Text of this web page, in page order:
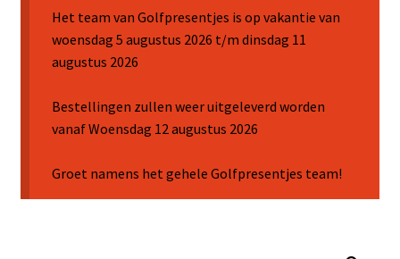
Het team van Golfpresentjes is op vakantie van
woensdag 5 augustus 2026 t/m dinsdag 11
augustus 2026
Bestellingen zullen weer uitgeleverd worden
vanaf Woensdag 12 augustus 2026
Groet namens het gehele Golfpresentjes team!